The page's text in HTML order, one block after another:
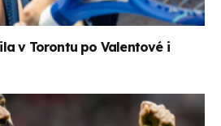
v Torontu po Valentové i